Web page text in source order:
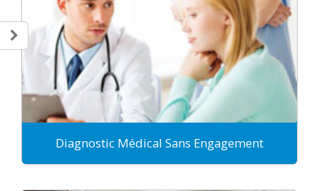
Diagnostic Médical Sans Engagement